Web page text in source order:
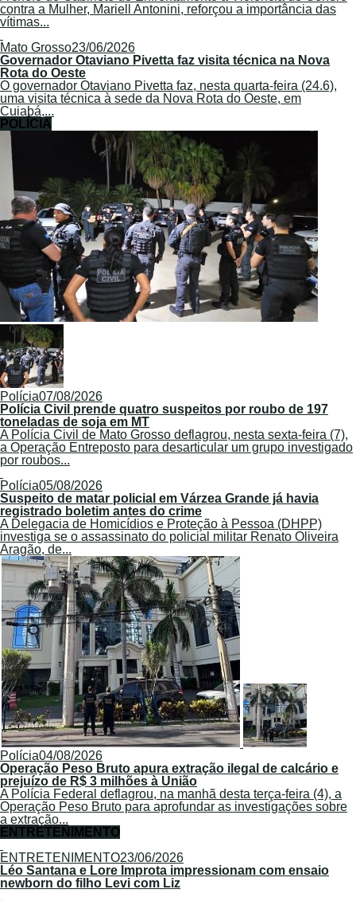
contra a Mulher, Mariell Antonini, reforçou a importância das
vítimas...
Mato Grosso23/06/2026
Governador Otaviano Pivetta faz visita técnica na Nova
Rota do Oeste
O governador Otaviano Pivetta faz, nesta quarta-feira (24.6),
uma visita técnica à sede da Nova Rota do Oeste, em
Cuiabá,...
POLÍCIA
Polícia07/08/2026
Polícia Civil prende quatro suspeitos por roubo de 197
toneladas de soja em MT
A Polícia Civil de Mato Grosso deflagrou, nesta sexta-feira (7),
a Operação Entreposto para desarticular um grupo investigado
por roubos...
Polícia05/08/2026
Suspeito de matar policial em Várzea Grande já havia
registrado boletim antes do crime
A Delegacia de Homicídios e Proteção à Pessoa (DHPP)
investiga se o assassinato do policial militar Renato Oliveira
Aragão, de...
Polícia04/08/2026
Operação Peso Bruto apura extração ilegal de calcário e
prejuízo de R$ 3 milhões à União
A Polícia Federal deflagrou, na manhã desta terça-feira (4), a
Operação Peso Bruto para aprofundar as investigações sobre
a extração...
ENTRETENIMENTO
ENTRETENIMENTO23/06/2026
Léo Santana e Lore Improta impressionam com ensaio
newborn do filho Levi com Liz